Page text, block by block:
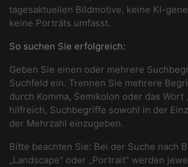
tagesaktuellen Bildmotive, keine KI-
keine Porträts umfasst.
So suchen Sie erfolgreich:
Geben Sie einen oder mehrere
Suchfeld ein. Trennen Sie mehrere
durch Komma, Semikolon oder das Wort
hilfreich, Suchbegriffe sowohl in der
der Mehrzahl einzugeben.
Bitte beachten Sie: Bei der Suche nach
„Landscape" oder „Portrait" werden